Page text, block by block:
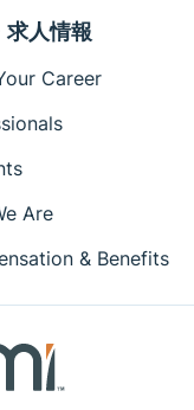
求人情報
Career
Are
& Benefits